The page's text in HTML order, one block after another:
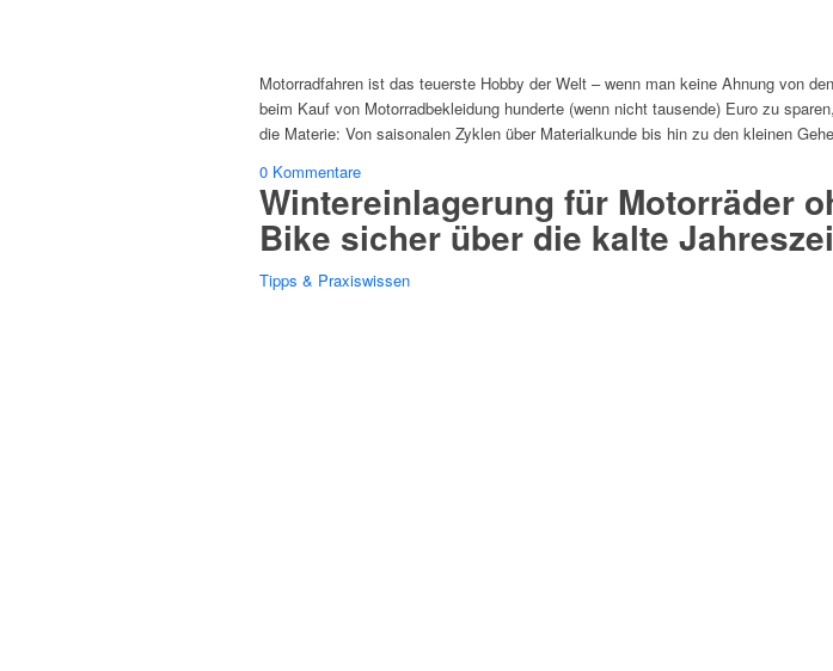
Motorradfahren ist das teuerste Hobby der Welt – wenn man keine Ahnung von
beim Kauf von Motorradbekleidung hunderte (wenn nicht tausende) Euro zu
die Materie: Von saisonalen Zyklen über Materialkunde bis hin zu den kleinen
0 Kommentare
Wintereinlagerung für Motorräder
Bike sicher über die kalte
Tipps & Praxiswissen